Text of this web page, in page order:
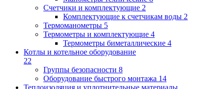
Счетчики и комплектующие 2
Комплектующие к счетчикам воды 2
Термоманометры 5
Термометры и комплектующие 4
Термометры биметаллические 4
Котлы и котельное оборудование
22
Группы безопасности 8
Оборудование быстрого монтажа 14
Теплоизоляция и уплотнительные материалы